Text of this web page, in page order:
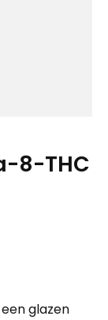
8-THC
glazen